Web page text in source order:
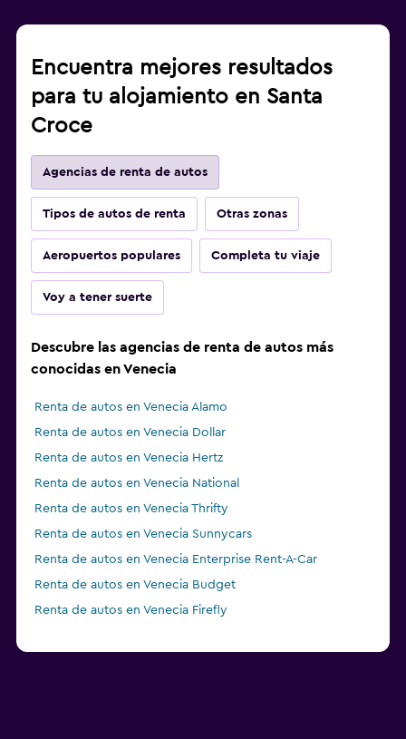
Encuentra mejores resultados
para tu alojamiento en Santa
Croce
Agencias de renta de autos
Tipos de autos de renta Otras zonas
Aeropuertos populares Completa tu viaje
Voy a tener suerte
Descubre las agencias de renta de autos más
conocidas en Venecia
Renta de autos en Venecia Alamo
Renta de autos en Venecia Dollar
Renta de autos en Venecia Hertz
Renta de autos en Venecia National
Renta de autos en Venecia Thrifty
Renta de autos en Venecia Sunnycars
Renta de autos en Venecia Enterprise Rent-A-Car
Renta de autos en Venecia Budget
Renta de autos en Venecia Firefly